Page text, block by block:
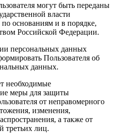
могут быть переданы
власти
основаниям и в порядке,
Российской Федерации.
персональных данных
Пользователя об
данных.
необходимые
меры для защиты
от неправомерного
изменения,
а также от
третьих лиц.